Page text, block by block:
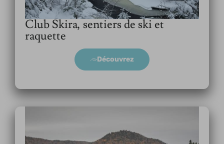
Club Skira, sentiers de ski et
raquette
Découvrez